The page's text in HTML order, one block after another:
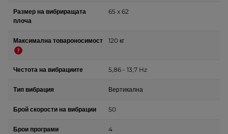
Размер на вибриращата
плоча
65 x 62
Максимална товароносимост 120 кг
Честота на вибрациите 5,86 - 13,7 Hz
Тип вибрация Вертикална
Брой скорости на вибрации 50
Брои програми 4